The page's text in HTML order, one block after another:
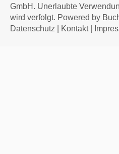
GmbH. Unerlaubte
wird verfolgt. Powered by
Datenschutz
Kontakt|